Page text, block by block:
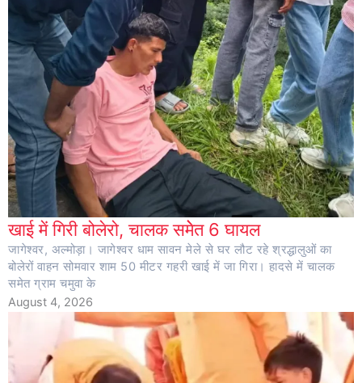
खाई में गिरी बोलेरो, चालक समेेत 6 घायल
जागेश्वर, अल्मोड़ा। जागेश्वर धाम सावन मेले से घर लौट रहे श्रद्धालुओं का
बोलेरों वाहन सोमवार शाम 50 मीटर गहरी खाई में जा गिरा। हादसे में चालक
समेत ग्राम चमुवा के
August 4, 2026